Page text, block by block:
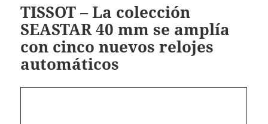
TISSOT – La colección
SEASTAR 40 mm se amplía
con cinco nuevos relojes
automáticos